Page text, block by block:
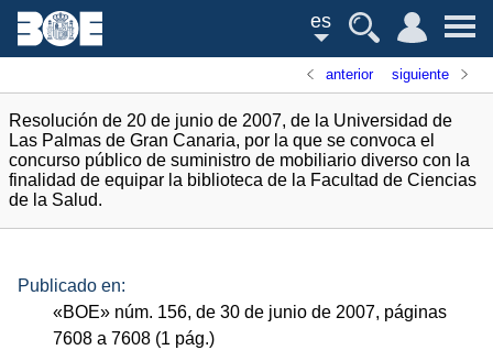
es
anterior siguiente
Resolución de 20 de junio de 2007, de la Universidad de
Las Palmas de Gran Canaria, por la que se convoca el
concurso público de suministro de mobiliario diverso con la
finalidad de equipar la biblioteca de la Facultad de Ciencias
de la Salud.
Publicado en:
«BOE» núm. 156, de 30 de junio de 2007, páginas
7608 a 7608 (1 pág.)